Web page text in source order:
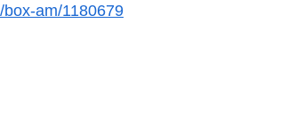
am/1180679